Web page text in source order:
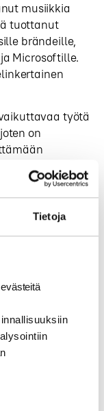
Tietoja
musiikkia
tuottanut
brändeille,
Microsoftille.
työtä
on
Bauer Median
erityisesti
Creative
vuosina
osana
on
sekä Bauer
ovat
kilpailukykyistä
Creative